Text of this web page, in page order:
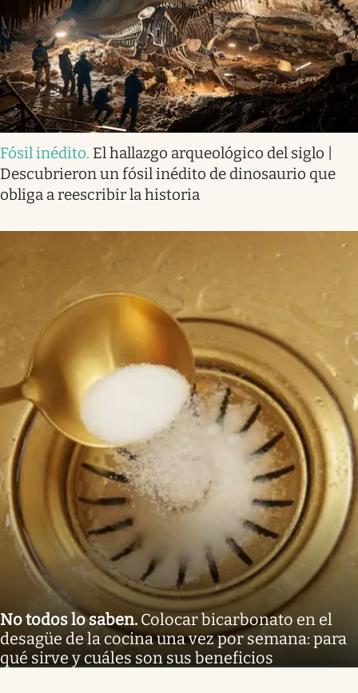
Fósil inédito. El hallazgo arqueológico del siglo |
Descubrieron un fósil inédito de dinosaurio que
obliga a reescribir la historia
No todos lo saben. Colocar bicarbonato en el
desagüe de la cocina una vez por semana: para
qué sirve y cuáles son sus beneficios